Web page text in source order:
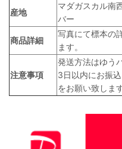
産地
マダガスカル南
バー
商品詳細
写真にて標本の
ます。
注意事項
発送方法はゆう
3日以内にお振
をお願い致します